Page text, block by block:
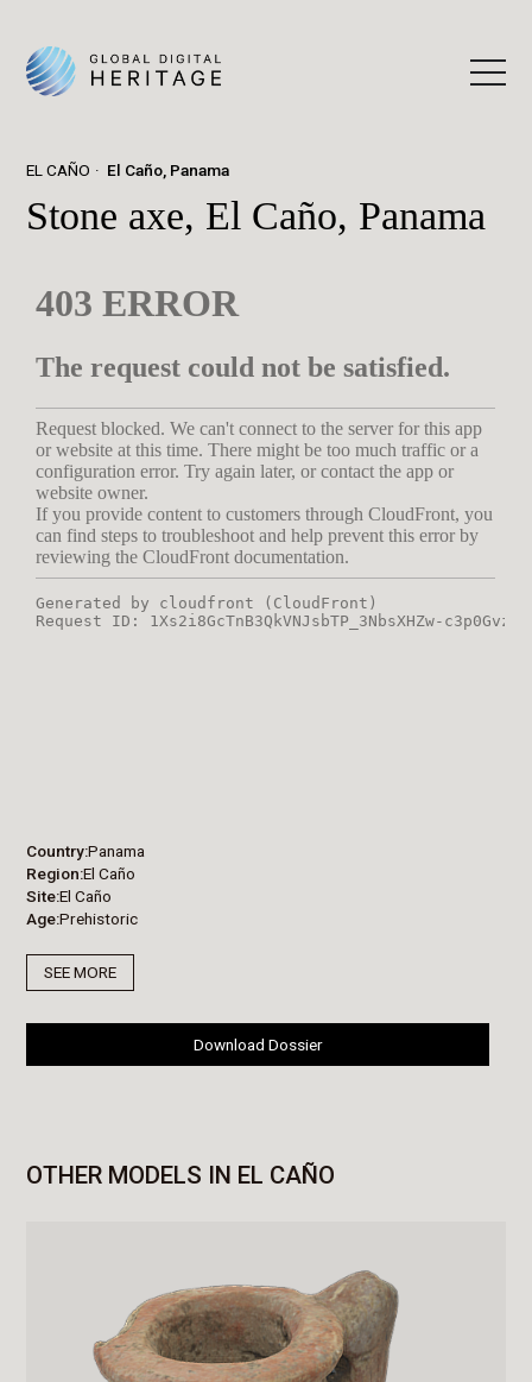
EL CAÑO El Caño, Panama
Stone axe, El Caño, Panama
Country Panama
Region El Caño
Site El Caño
Age Prehistoric
SEE MORE
Download Dossier
OTHER MODELS IN EL CAÑO